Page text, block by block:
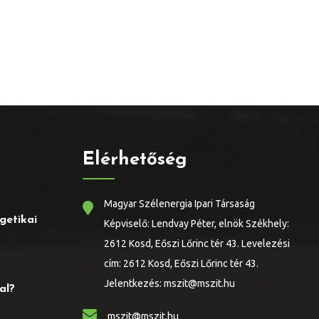
Elérhetőség
Magyar Szélenergia Ipari Társaság
Képviselő: Lendvay Péter, elnök Székhely:
2612 Kosd, Eőszi Lőrinc tér 43. Levelezési
cím: 2612 Kosd, Eőszi Lőrinc tér 43.
Jelentkezés: mszit@mszit.hu
mszit@mszit.hu